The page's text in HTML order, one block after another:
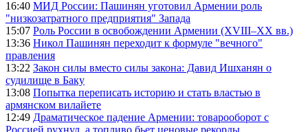
16:40 МИД России: Пашинян уготовил Армении роль
"низкозатратного предприятия" Запада
15:07 Роль России в освобождении Армении (XVIII–XX вв.)
13:36 Никол Пашинян переходит к формуле "вечного"
правления
13:22 Закон силы вместо силы закона: Давид Ишханян о
судилище в Баку
13:08 Попытка переписать историю и стать властью в
армянском вилайете
12:49 Драматическое падение Армении: товарооборот с
Россией рухнул, а топливо бьет ценовые рекорды